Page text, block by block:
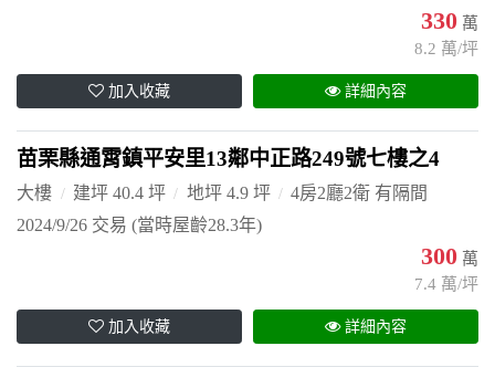
330 萬
8.2 萬/坪
加入收藏 詳細內容
苗栗縣通霄鎮平安里13鄰中正路249號七樓之4
大樓 建坪 40.4 坪 地坪 4.9 坪
4房2廳2衛 有隔間
2024/9/26 交易 (當時屋齡28.3年)
300 萬
7.4 萬/坪
加入收藏 詳細內容